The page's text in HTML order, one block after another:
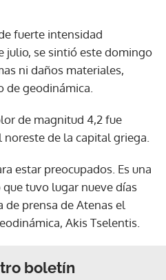
fuerte intensidad
julio, se sintió este domingo
ni daños materiales,
geodinámica.
de magnitud 4,2 fue
de la capital griega.
estar preocupados. Es una
tuvo lugar nueve días
de prensa de Atenas el
Akis Tselentis.
boletín